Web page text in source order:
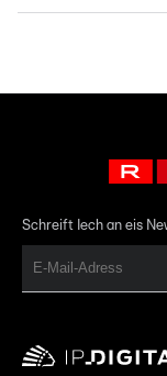
Schreift Iech an eis